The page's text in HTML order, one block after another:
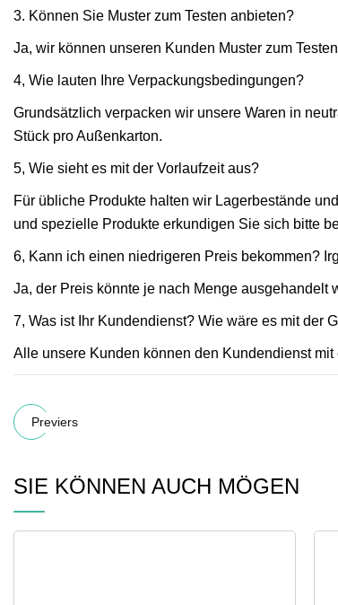
3. Können Sie Muster zum Testen anbieten?
Ja, wir können unseren Kunden Muster zum
4, Wie lauten Ihre Verpackungsbedingungen?
Grundsätzlich verpacken wir unsere Waren in
Stück pro Außenkarton.
5, Wie sieht es mit der Vorlaufzeit aus?
Für übliche Produkte halten wir Lagerbestände
und spezielle Produkte erkundigen Sie sich bitte
6, Kann ich einen niedrigeren Preis bekommen?
Ja, der Preis könnte je nach Menge ausgehandelt
7, Was ist Ihr Kundendienst? Wie wäre es mit der
Alle unsere Kunden können den Kundendienst
Previers
SIE KÖNNEN AUCH MÖGEN